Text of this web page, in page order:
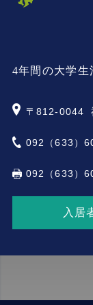
4年間の大学生
〒812-0044
092（633）
092（633）
入居